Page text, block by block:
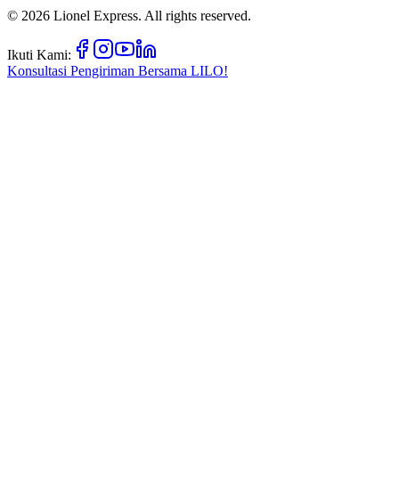
© 2026 Lionel Express. All rights reserved.
Ikuti Kami:
Konsultasi Pengiriman Bersama LILO!